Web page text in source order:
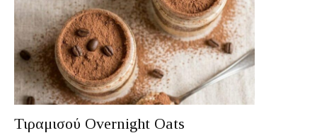
Τιραμισού Overnight Oats